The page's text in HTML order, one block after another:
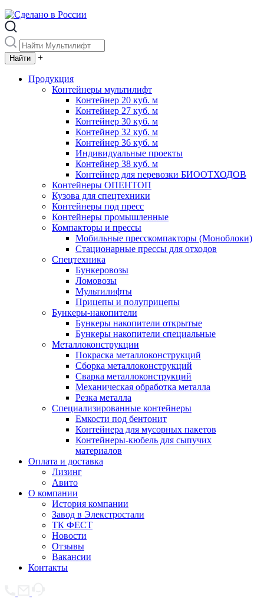
+
Продукция
Контейнеры мультилифт
Контейнер 20 куб. м
Контейнер 27 куб. м
Контейнер 30 куб. м
Контейнер 32 куб. м
Контейнер 36 куб. м
Индивидуальные проекты
Контейнер 38 куб. м
Контейнер для перевозки БИООТХОДОВ
Контейнеры ОПЕНТОП
Кузова для спецтехники
Контейнеры под пресс
Контейнеры промышленные
Компакторы и прессы
Мобильные пресскомпакторы (Моноблоки)
Стационарные прессы для отходов
Спецтехника
Бункеровозы
Ломовозы
Мультилифты
Прицепы и полуприцепы
Бункеры-накопители
Бункеры накопители открытые
Бункеры накопители специальные
Металлоконструкции
Покраска металлоконструкций
Сборка металлоконструкций
Сварка металлоконструкций
Механическая обработка металла
Резка металла
Специализированные контейнеры
Емкости под бентонит
Контейнера для мусорных пакетов
Контейнеры-кюбель для сыпучих
материалов
Оплата и доставка
Лизинг
Авито
О компании
История компании
Завод в Элекстростали
ТК ФЕСТ
Новости
Отзывы
Вакансии
Контакты